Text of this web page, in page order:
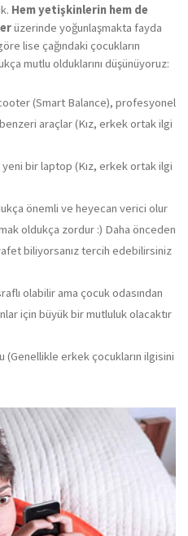
Hem yetişkinlerin hem de
üzerinde yoğunlaşmakta fayda
lise çağındaki çocukların
mutlu olduklarını düşünüyoruz:
(Smart Balance), profesyonel
araçlar (Kız, erkek ortak ilgi
bir laptop (Kız, erkek ortak ilgi
önemli ve heyecan verici olur
oldukça zordur :) Daha önceden
biliyorsanız tercih edebilirsiniz
olabilir ama çocuk odasından
için büyük bir mutluluk olacaktır
(Genellikle erkek çocukların ilgisini